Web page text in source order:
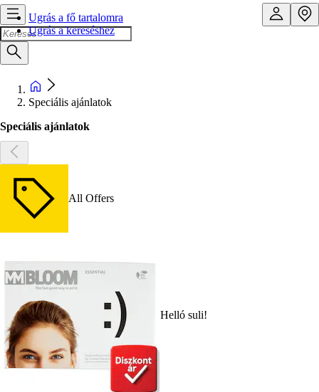
Ugrás a fő tartalomra
Ugrás a kereséshez
Speciális ajánlatok
Speciális ajánlatok
All Offers
Helló suli!